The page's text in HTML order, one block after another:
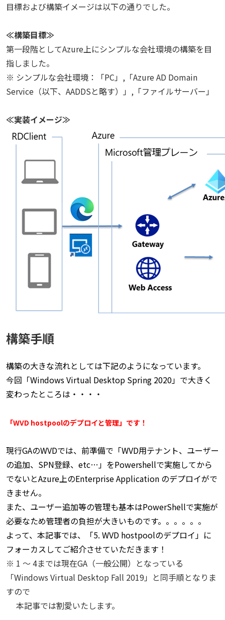
目標および構築イメージは以下の通りでした。
≪構築目標≫
第一段階としてAzure上にシンプルな会社環境の構築を目
指しました。
※ シンプルな会社環境：「PC」,「Azure AD Domain
Service（以下、AADDSと略す）」,「ファイルサーバー」
≪実装イメージ≫
構築手順
構築の大きな流れとしては下記のようになっています。
今回「Windows Virtual Desktop Spring 2020」で大きく
変わったところは・・・・
「WVD hostpoolのデプロイと管理」です！
現行GAのWVDでは、前準備で「WVD用テナント、ユーザー
の追加、SPN登録、etc…」をPowershellで実施してから
でないとAzure上のEnterprise Application のデプロイがで
きません。
また、ユーザー追加等の管理も基本はPowerShellで実施が
必要なため管理者の負担が大きいものです。。。。。。
よって、本記事では、「5. WVD hostpoolのデプロイ」に
フォーカスしてご紹介させていただきます！
※ 1 ～ 4までは現在GA（一般公開）となっている
「Windows Virtual Desktop Fall 2019」と同手順となりま
すので
本記事では割愛いたします。